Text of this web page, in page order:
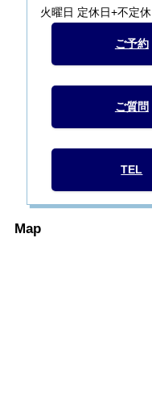
火曜日 定休日+不定休
ご予約
ご質問
TEL
Map